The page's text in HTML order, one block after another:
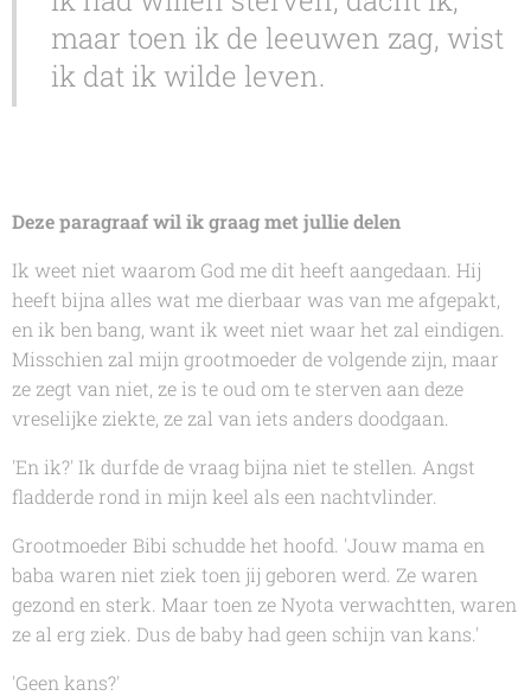
maar toen ik de leeuwen zag, wist
ik dat ik wilde leven.
Deze paragraaf wil ik graag met jullie delen
Ik weet niet waarom God me dit heeft aangedaan. Hij
heeft bijna alles wat me dierbaar was van me afgepakt,
en ik ben bang, want ik weet niet waar het zal eindigen.
Misschien zal mijn grootmoeder de volgende zijn, maar
ze zegt van niet, ze is te oud om te sterven aan deze
vreselijke ziekte, ze zal van iets anders doodgaan.
'En ik?' Ik durfde de vraag bijna niet te stellen. Angst
fladderde rond in mijn keel als een nachtvlinder.
Grootmoeder Bibi schudde het hoofd. 'Jouw mama en
baba waren niet ziek toen jij geboren werd. Ze waren
gezond en sterk. Maar toen ze Nyota verwachtten, waren
ze al erg ziek. Dus de baby had geen schijn van kans.'
'Geen kans?'